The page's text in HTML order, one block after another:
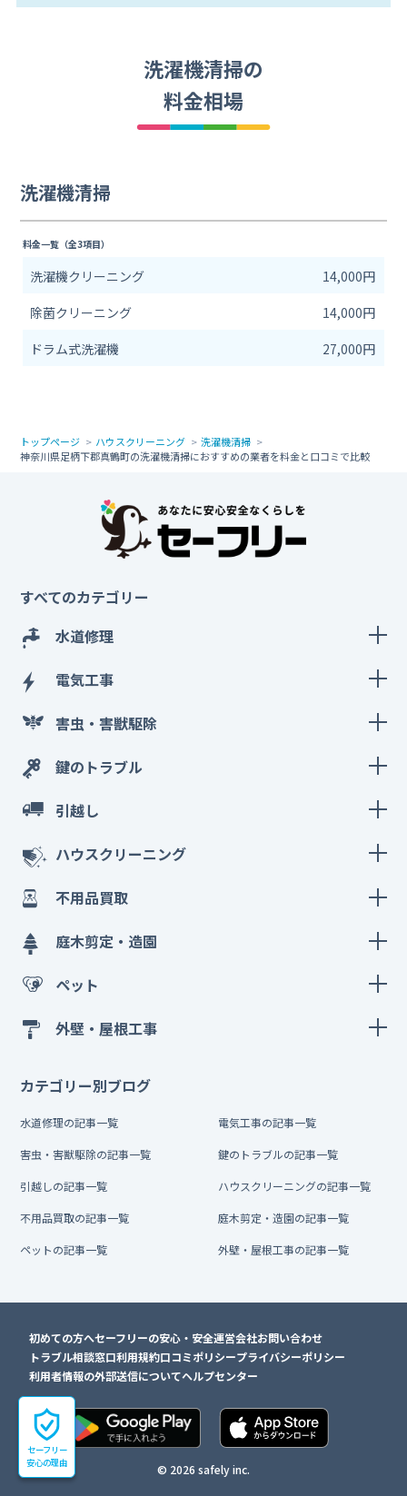
洗濯機清掃の
料金相場
洗濯機清掃
料金一覧（全3項目）
洗濯機クリーニング
14,000円
除菌クリーニング
14,000円
ドラム式洗濯機
27,000円
トップページ ハウスクリーニング
洗濯機清掃
神奈川県足柄下郡真鶴町の洗濯機清掃におすすめの業者を料金と口コミで比較
セーフリー
安心の理由
すべてのカテゴリー
水道修理
電気工事
害虫・害獣駆除
鍵のトラブル
引越し
ハウスクリーニング
不用品買取
庭木剪定・造園
ペット
外壁・屋根工事
カテゴリー別ブログ
水道修理の記事一覧 電気工事の記事一覧
害虫・害獣駆除の記事一覧 鍵のトラブルの記事一覧
引越しの記事一覧 ハウスクリーニングの記事一覧
不用品買取の記事一覧 庭木剪定・造園の記事一覧
ペットの記事一覧 外壁・屋根工事の記事一覧
初めての方へセーフリーの安心・安全運営会社お問い合わせ
トラブル相談窓口利用規約口コミポリシープライバシーポリシー
利用者情報の外部送信についてヘルプセンター
© 2026 safely inc.